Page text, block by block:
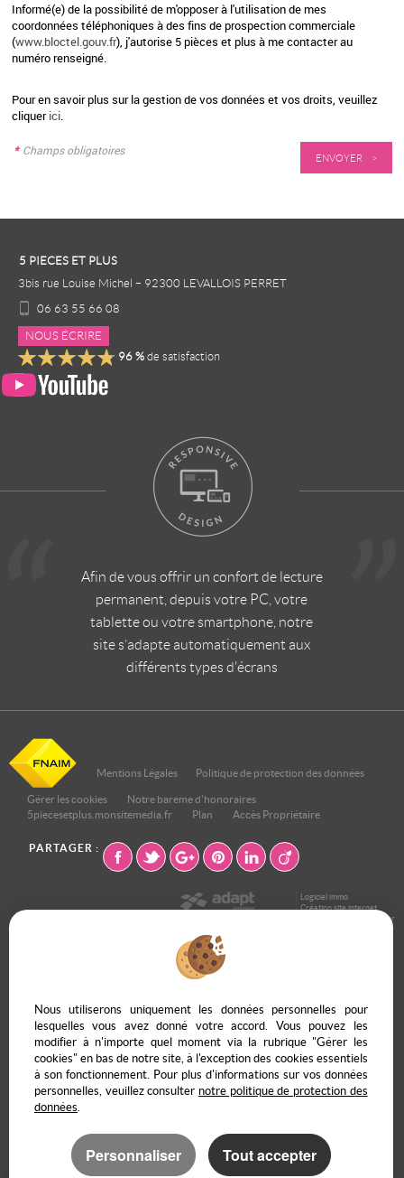
Informé(e) de la possibilité de m'opposer à l'utilisation de mes
coordonnées téléphoniques à des fins de prospection commerciale
(www.bloctel.gouv.fr), j'autorise 5 pièces et plus à me contacter au
numéro renseigné.
Pour en savoir plus sur la gestion de vos données et vos droits, veuillez
cliquerici.
* Champs obligatoires
5 PIECES ET PLUS
3bis rue Louise Michel – 92300 LEVALLOIS PERRET
06 63 55 66 08
NOUS ÉCRIRE
96 % de satisfaction
Afin de vous offrir un confort de lecture
permanent, depuis votre PC, votre
tablette ou votre smartphone, notre
site s’adapte automatiquement aux
différents types d'écrans
Mentions Légales Politique de protection des données
Gérer les cookies
Notre bareme d'honoraires
5piecesetplus.monsitemedia.fr
Plan Accès Propriétaire
PARTAGER :
Logiciel immo
Création site internet
Référencement immobilier
Suresnes (92150)
Puteaux (92800)
Nanterre (92000)
Paris 17eme Arrondissement (75017)
Paris 15eme Arrondissement (75015)
Montrouge (92120)
Courbevoie (92400)
Paris 19eme Arrondissement (75019)
Chatou (78400)
Versailles (78000)
Paris 9eme Arrondissement (75009)
Nous utiliserons uniquement les données personnelles pour
lesquelles vous avez donné votre accord. Vous pouvez les
modifier à n'importe quel moment via la rubrique "Gérer les
cookies" en bas de notre site, à l'exception des cookies essentiels
à son fonctionnement. Pour plus d'informations sur vos données
personnelles, veuillez consulter notre politique de protection des
données.
Personnaliser Tout accepter